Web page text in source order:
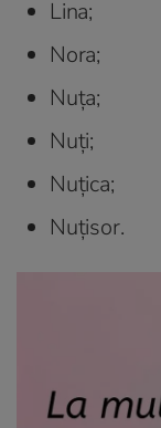
Lina;
Nora;
Nuța;
Nuți;
Nuțica;
Nuțisor.